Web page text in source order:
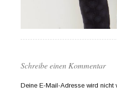
Schreibe einen Kommentar
Deine E-Mail-Adresse wird nicht